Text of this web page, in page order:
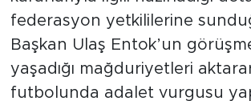
federasyon yetkililerine
Başkan Ulaş Entok’un
yaşadığı mağduriyetleri
futbolunda adalet vurgusu